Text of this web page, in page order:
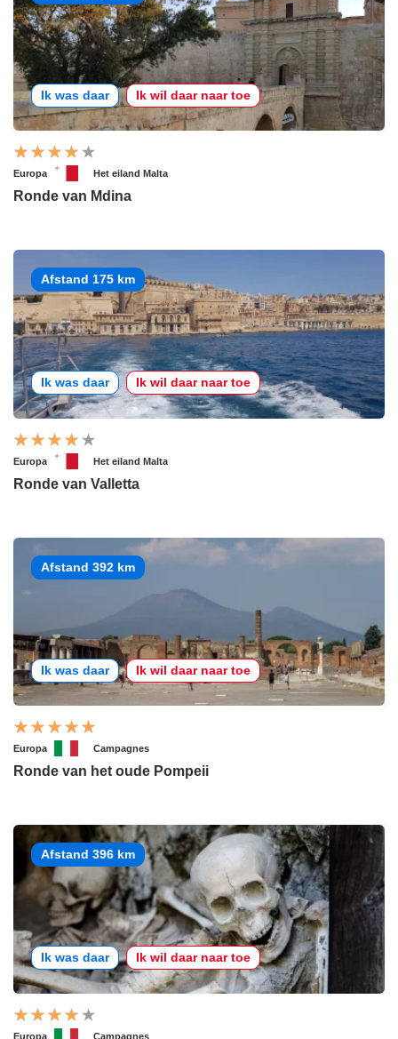
Ik was daar Ik wil daar naar toe
Europa Het eiland Malta
Ronde van Mdina
Afstand 175 km
Ik was daar Ik wil daar naar toe
Europa Het eiland Malta
Ronde van Valletta
Afstand 392 km
Ik was daar Ik wil daar naar toe
Europa Campagnes
Ronde van het oude Pompeii
Afstand 396 km
Ik was daar Ik wil daar naar toe
Europa Campagnes